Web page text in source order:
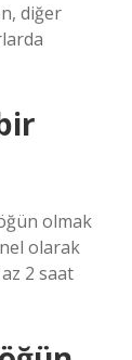
diğer
olmak
olarak
2 saat